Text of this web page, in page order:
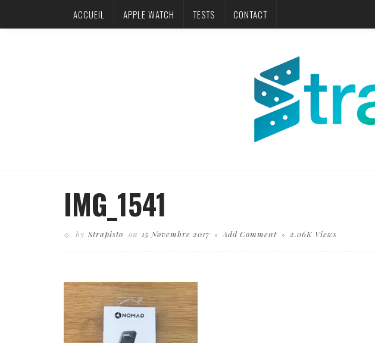
ACCUEIL APPLE WATCH TESTS CONTACT
IMG_1541
by Strapisto on 15 Novembre 2017 Add Comment 2.06K Views